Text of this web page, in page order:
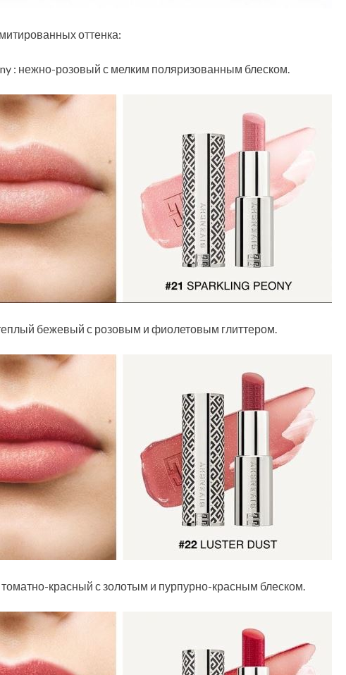
оттенка:
: нежно-розовый с мелким поляризованным блеском.
бежевый с розовым и фиолетовым глиттером.
томатно-красный с золотым и пурпурно-красным блеском.